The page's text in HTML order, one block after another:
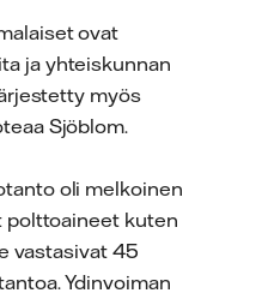
ovat
ja yhteiskunnan
myös
Sjöblom.
oli melkoinen
polttoaineet kuten
vastasivat 45
Ydinvoiman